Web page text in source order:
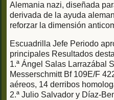
Alemania nazi, diseñada
derivada de la ayuda
reforzar la dimensión
Escuadrilla Jefe Periodo
principales Resultados
1.ª Ángel Salas Larrazábal
Messerschmitt Bf 109E/F
aéreos, 14 derribos
2.ª Julio Salvador y Díaz-